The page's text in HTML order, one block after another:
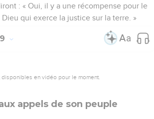
: « Oui, il y a une récompense pour le
qui exerce la justice sur la terre. »
en vidéo pour le moment.
appels de son peuple